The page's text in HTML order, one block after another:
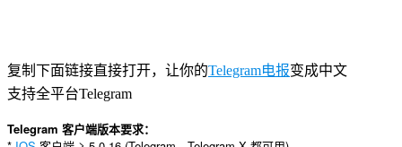
复制下面链接直接打开， 让你的Telegram电报变成中文
支持全平台Telegram
Telegram 客户端版本要求：